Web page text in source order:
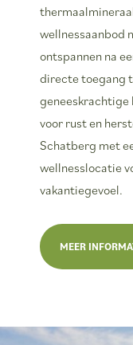
wellnessaanbod
ontspannen na
directe toegang
voor rust en
Schatberg met
wellnesslocatie
vakantiegevoel.
MEER